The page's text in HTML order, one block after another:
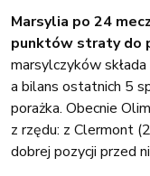
Marsylia po 24
punktów straty do
marsylczyków
a bilans ostatnich 5
porażka. Obecnie
z rzędu: z Clermont
dobrej pozycji przed